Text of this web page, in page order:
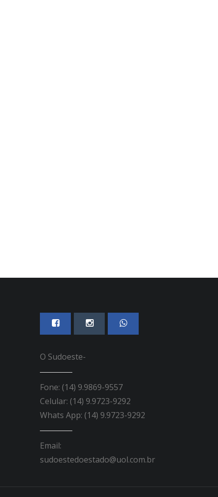
O Sudoeste-
Fone: (14) 9.9869-9557
Celular: (14) 9.9723-9292
Whats App: (14) 9.9723-9292
Email:
sudoestedoestado@uol.com.br